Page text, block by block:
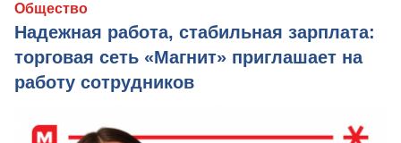
Общество
Надежная работа, стабильная зарплата:
торговая сеть «Магнит» приглашает на
работу сотрудников